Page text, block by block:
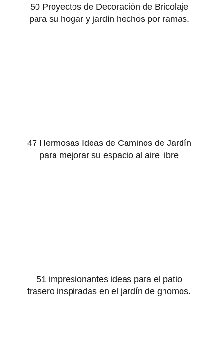
50 Proyectos de Decoración de Bricolaje
para su hogar y jardín hechos por ramas.
47 Hermosas Ideas de Caminos de Jardín
para mejorar su espacio al aire libre
51 impresionantes ideas para el patio
trasero inspiradas en el jardín de gnomos.